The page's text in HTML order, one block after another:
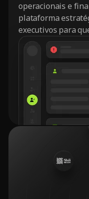
operacionais e
plataforma
executivos para